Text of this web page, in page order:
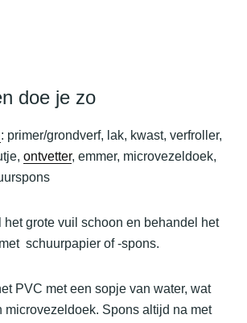
doe je zo
: primer/grondverf, lak, kwast, verfroller,
ontvetter, emmer, microvezeldoek,
het grote vuil schoon en behandel het
schuurpapier of -spons.
PVC met een sopje van water, wat
microvezeldoek. Spons altijd na met